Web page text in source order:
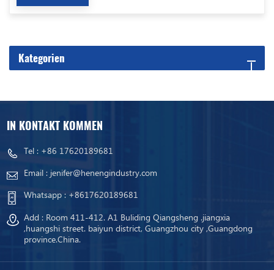
Kategorien
IN KONTAKT KOMMEN
Tel : +86 17620189681
Email : jenifer@henengindustry.com
Whatsapp : +8617620189681
Add : Room 411-412. A1 Buliding Qiangsheng .jiangxia
,huangshi street. baiyun district, Guangzhou city ,Guangdong
province.China.